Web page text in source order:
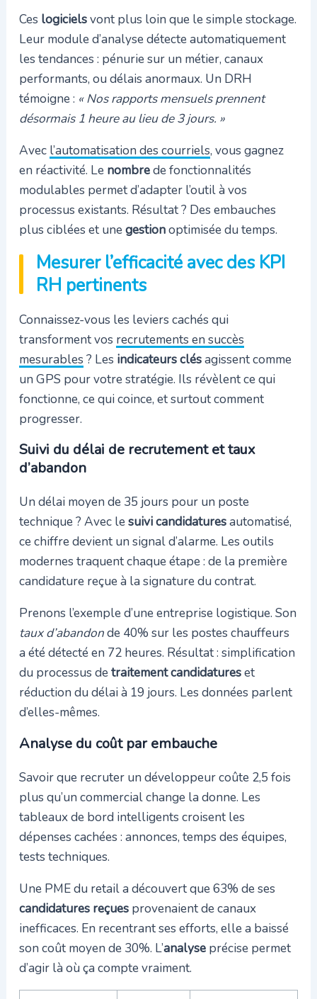
Ces logicielsvont plus loin que le simple stockage.
Leur module d’analyse détecte automatiquement
les tendances : pénurie sur un métier, canaux
performants, ou délais anormaux. Un DRH
témoigne : « Nos rapports mensuels prennent
désormais 1 heure au lieu de 3 jours. »
Avec l’automatisation des courriels, vous gagnez
en réactivité. Le nombrede fonctionnalités
modulables permet d’adapter l’outil à vos
processus existants. Résultat ? Des embauches
plus ciblées et unegestionoptimisée du temps.
Mesurer l’efficacité avec des KPI
RH pertinents
Connaissez-vous les leviers cachés qui
transforment vos recrutements en succès
mesurables ? Les indicateurs clésagissent comme
un GPS pour votre stratégie. Ils révèlent ce qui
fonctionne, ce qui coince, et surtout comment
progresser.
Suivi du délai de recrutement et taux
d’abandon
Un délai moyen de 35 jours pour un poste
technique ? Avec lesuivi candidaturesautomatisé,
ce chiffre devient un signal d’alarme. Les outils
modernes traquent chaque étape : de la première
candidature reçue à la signature du contrat.
Prenons l’exemple d’une entreprise logistique. Son
taux d’abandonde 40% sur les postes chauffeurs
a été détecté en 72 heures. Résultat : simplification
du processus detraitement candidatureset
réduction du délai à 19 jours. Les données parlent
d’elles-mêmes.
Analyse du coût par embauche
Savoir que recruter un développeur coûte 2,5 fois
plus qu’un commercial change la donne. Les
tableaux de bord intelligents croisent les
dépenses cachées : annonces, temps des équipes,
tests techniques.
Une PME du retail a découvert que 63% de ses
candidatures reçuesprovenaient de canaux
inefficaces. En recentrant ses efforts, elle a baissé
son coût moyen de 30%. L’analyseprécise permet
d’agir là où ça compte vraiment.